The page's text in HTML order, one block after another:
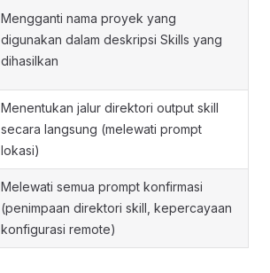
Mengganti nama proyek yang
digunakan dalam deskripsi Skills yang
dihasilkan
Menentukan jalur direktori output skill
secara langsung (melewati prompt
lokasi)
Melewati semua prompt konfirmasi
(penimpaan direktori skill, kepercayaan
konfigurasi remote)